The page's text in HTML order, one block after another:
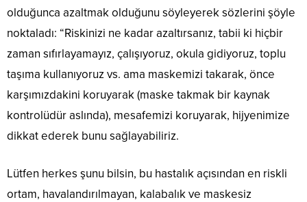
olduğunca azaltmak olduğunu söyleyerek sözlerini şöyle
noktaladı: “Riskinizi ne kadar azaltırsanız, tabii ki hiçbir
zaman sıfırlayamayız, çalışıyoruz, okula gidiyoruz, toplu
taşıma kullanıyoruz vs. ama maskemizi takarak, önce
karşımızdakini koruyarak (maske takmak bir kaynak
kontrolüdür aslında), mesafemizi koruyarak, hijyenimize
dikkat ederek bunu sağlayabiliriz.
Lütfen herkes şunu bilsin, bu hastalık açısından en riskli
ortam, havalandırılmayan, kalabalık ve maskesiz